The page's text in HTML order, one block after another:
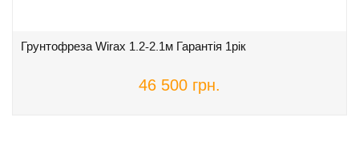
Грунтофреза Wirax 1.2-2.1м Гарантія 1рік
46 500 грн.